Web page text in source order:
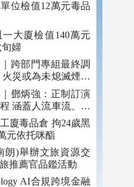
位檢值12萬元毒品
大廈檢值140萬元
婦
跨部門專組最終調
災或為未熄滅煙頭
鄧炳強：正制訂演
涵蓋人流車流、緊
廈毒品倉 拘24歲黑
元依托咪酯
朗)舉辦文旅資源交
推薦官品鑑活動
AI合規跨境金融